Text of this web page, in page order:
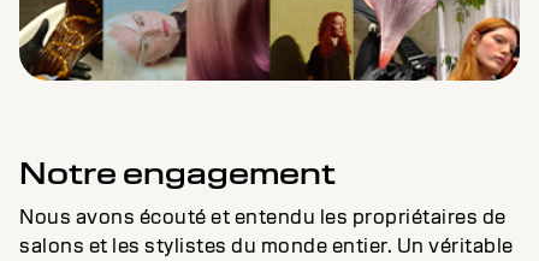
Notre engagement
Nous avons écouté et entendu les propriétaires de
salons et les stylistes du monde entier. Un véritable